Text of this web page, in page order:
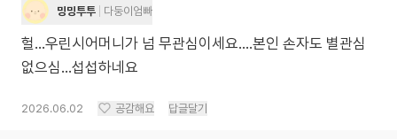
밍밍투투 다둥이엄빠
헐...우린시어머니가 넘 무관심이세요....본인 손자도 별관심
없으심...섭섭하네요
2026.06.02 공감해요 답글달기